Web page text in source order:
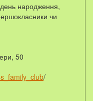
день народження,
чи
50
/